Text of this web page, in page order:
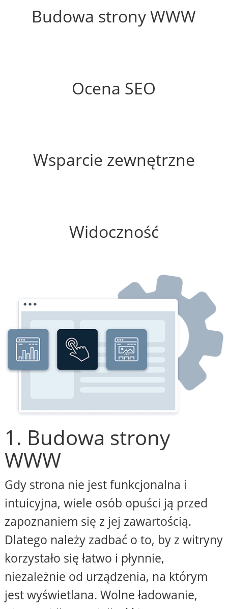
Budowa strony WWW
Ocena SEO
Wsparcie zewnętrzne
Widoczność
1. Budowa strony
WWW
Gdy strona nie jest funkcjonalna i
intuicyjna, wiele osób opuści ją przed
zapoznaniem się z jej zawartością.
Dlatego należy zadbać o to, by z witryny
korzystało się łatwo i płynnie,
niezależnie od urządzenia, na którym
jest wyświetlana. Wolne ładowanie,